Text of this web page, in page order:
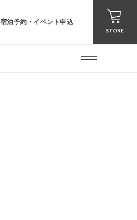
STORE
宿泊予約・イベント申込